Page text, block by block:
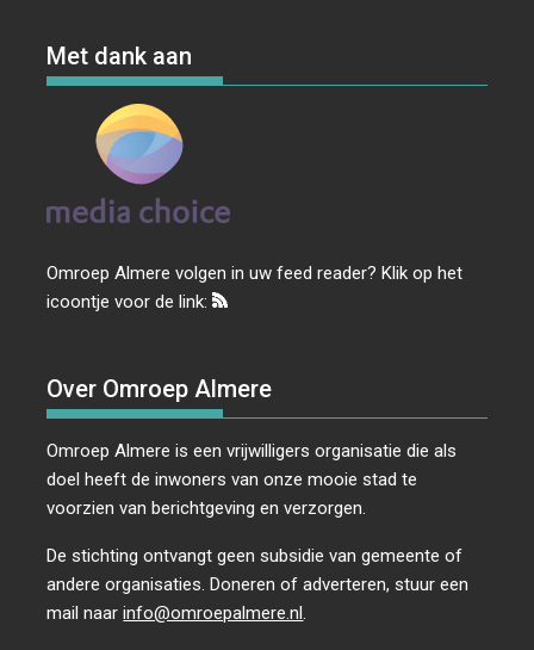
Met dank aan
Omroep Almere volgen in uw feed reader? Klik op het
icoontje voor de link:
Over Omroep Almere
Omroep Almere is een vrijwilligers organisatie die als
doel heeft de inwoners van onze mooie stad te
voorzien van berichtgeving en verzorgen.
De stichting ontvangt geen subsidie van gemeente of
andere organisaties. Doneren of adverteren, stuur een
mail naarinfo@omroepalmere.nl.